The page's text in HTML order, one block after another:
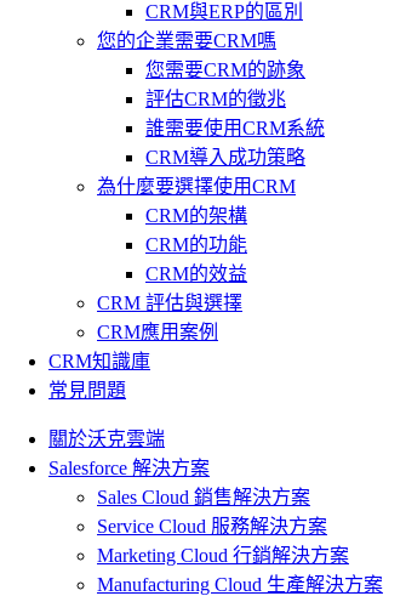
CRM與ERP的區別
您的企業需要CRM嗎
您需要CRM的跡象
評估CRM的徵兆
誰需要使用CRM系統
CRM導入成功策略
為什麼要選擇使用CRM
CRM的架構
CRM的功能
CRM的效益
CRM 評估與選擇
CRM應用案例
CRM知識庫
常見問題
關於沃克雲端
Salesforce 解決方案
Sales Cloud 銷售解決方案
Service Cloud 服務解決方案
Marketing Cloud 行銷解決方案
Manufacturing Cloud 生產解決方案